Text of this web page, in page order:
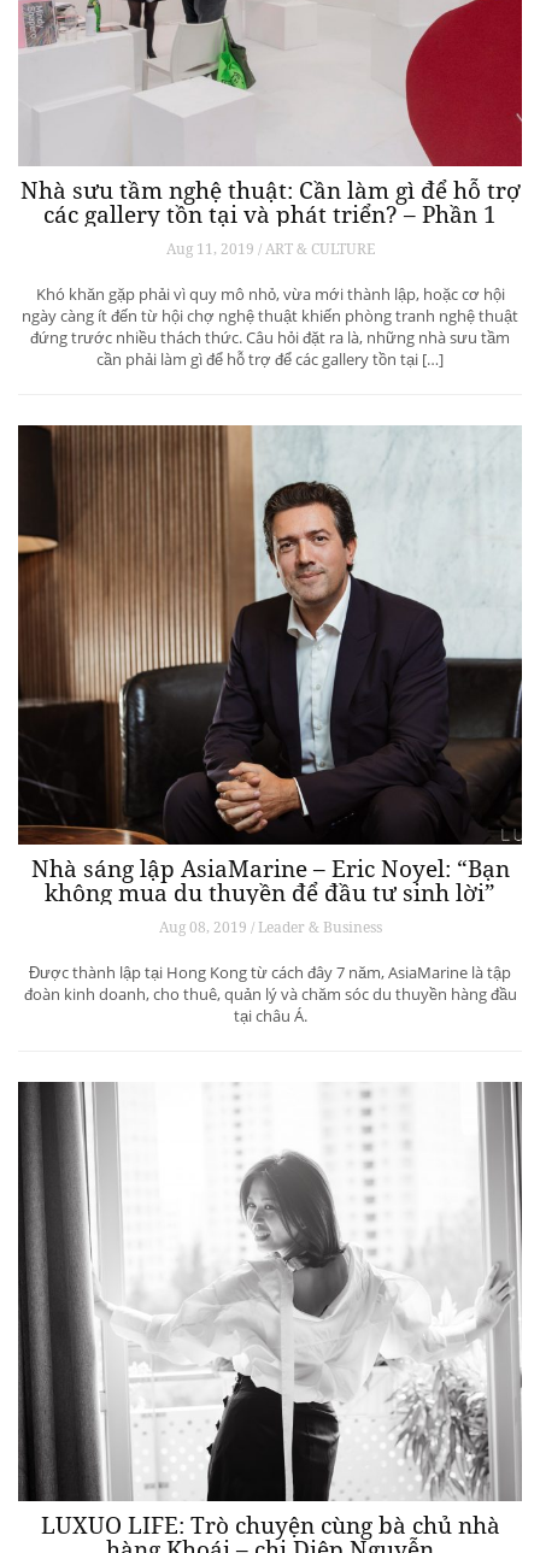
Nhà sưu tầm nghệ thuật: Cần làm gì để hỗ trợ
các gallery tồn tại và phát triển? – Phần 1
Aug 11, 2019 / ART & CULTURE
Khó khăn gặp phải vì quy mô nhỏ, vừa mới thành lập, hoặc cơ hội
ngày càng ít đến từ hội chợ nghệ thuật khiến phòng tranh nghệ thuật
đứng trước nhiều thách thức. Câu hỏi đặt ra là, những nhà sưu tầm
cần phải làm gì để hỗ trợ để các gallery tồn tại […]
Nhà sáng lập AsiaMarine – Eric Noyel: “Bạn
không mua du thuyền để đầu tư sinh lời”
Aug 08, 2019 / Leader & Business
Được thành lập tại Hong Kong từ cách đây 7 năm, AsiaMarine là tập
đoàn kinh doanh, cho thuê, quản lý và chăm sóc du thuyền hàng đầu
tại châu Á.
LUXUO LIFE: Trò chuyện cùng bà chủ nhà